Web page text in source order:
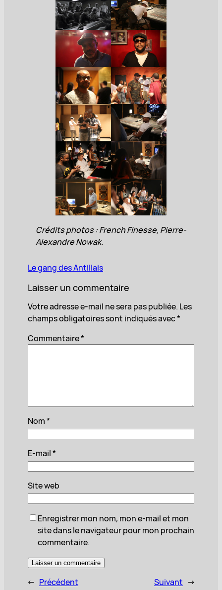
Crédits photos : French Finesse, Pierre-
Alexandre Nowak.
Le gang des Antillais
Laisser un commentaire
Votre adresse e-mail ne sera pas publiée. Les
champs obligatoires sont indiqués avec*
Commentaire*
Nom*
E-mail*
Site web
Enregistrer mon nom, mon e-mail et mon
site dans le navigateur pour mon prochain
commentaire.
← Précédent Suivant →